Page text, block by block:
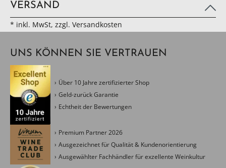
VERSAND
* inkl. MwSt, zzgl. Versandkosten
UNS KÖNNEN SIE VERTRAUEN
Über 10 Jahre zertifizierter Shop
Geld-zurück Garantie
Echtheit der Bewertungen
Premium Partner 2026
Ausgezeichnet für Qualität & Kundenorientierung
Ausgewählter Fachhändler für exzellente Weinkultur